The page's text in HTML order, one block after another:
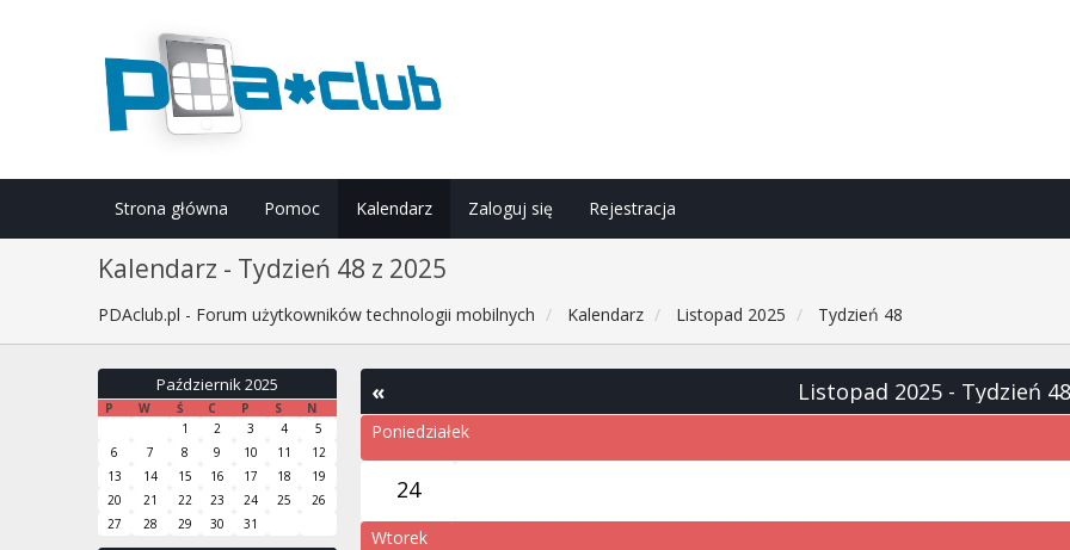
Strona główna Pomoc Kalendarz Zaloguj się Rejestracja
Kalendarz - Tydzień 48 z 2025
PDAclub.pl - Forum użytkowników technologii mobilnych Kalendarz Listopad 2025 Tydzień 48
Październik 2025
P W Ś C P S
N
1
2 3 4
5
6
7 8 9 10 11
12
13
14 15 16 17 18
19
20
21 22 23 24 25
26
27
28 29 30 31
« Listopad 2025- Tydzień 48
Poniedziałek
24
Wtorek